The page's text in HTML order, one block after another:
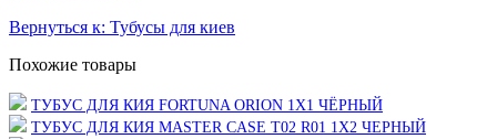
Вернуться к: Тубусы для киев
Похожие товары
ТУБУС ДЛЯ КИЯ FORTUNA ORION 1X1 ЧЁРНЫЙ
ТУБУС ДЛЯ КИЯ MASTER CASE Т02 R01 1X2 ЧЕРНЫЙ